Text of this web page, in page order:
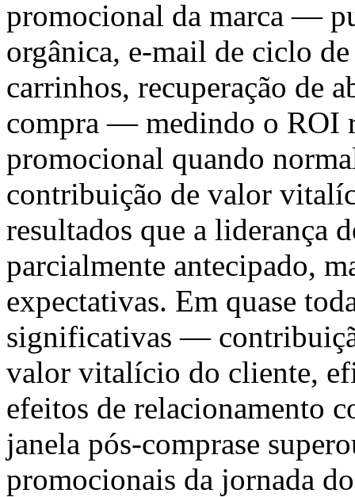
promocional da marca —
orgânica, e-mail de ciclo
carrinhos, recuperação de
compra — medindo o ROI
promocional quando
contribuição de valor
resultados que a liderança
parcialmente antecipado,
expectativas. Em quase
significativas —
valor vitalício do cliente,
efeitos de relacionamento
janela pós-comprase
promocionais da jornada